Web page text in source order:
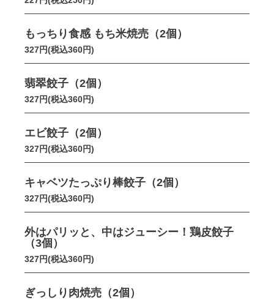
もっちり食感 もち米焼売（2個）
327円(税込360円)
翡翠餃子（2個）
327円(税込360円)
エビ餃子（2個）
327円(税込360円)
キャベツたっぷり棒餃子（2個）
327円(税込360円)
外はパリッと、中はジューシー！鶏皮餃子
（3個）
327円(税込360円)
ぎっしり肉焼売（2個）